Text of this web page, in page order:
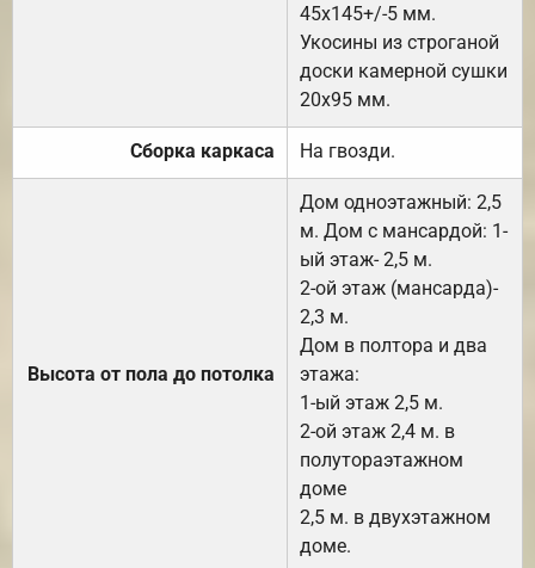
45х145+/-5 мм.
Укосины из строганой
доски камерной сушки
20х95 мм.
Сборка каркаса На гвозди.
Высота от пола до потолка
Дом одноэтажный: 2,5
м. Дом с мансардой: 1-
ый этаж- 2,5 м.
2-ой этаж (мансарда)-
2,3 м.
Дом в полтора и два
этажа:
1-ый этаж 2,5 м.
2-ой этаж 2,4 м. в
полутораэтажном
доме
2,5 м. в двухэтажном
доме.